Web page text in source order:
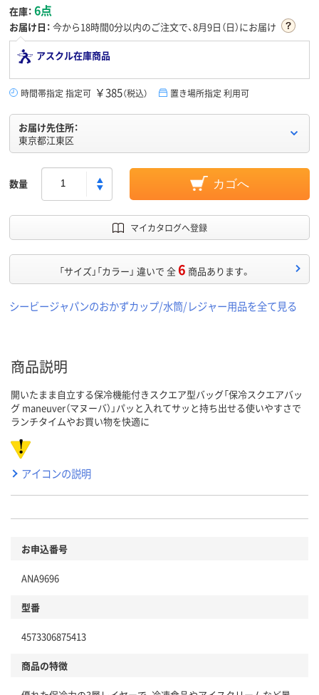
在庫： 6点
お届け日： 今から18時間0分以内のご注文で、8月9日（日）にお届け
アスクル在庫商品
時間帯指定 指定可 ￥385（税込） 置き場所指定 利用可
お届け先住所：
東京都江東区
数量 カゴへ
マイカタログへ登録
「サイズ」「カラー」 違いで 全6 商品あります。
シービージャパンのおかずカップ/水筒/レジャー用品を全て見る
商品説明
開いたまま自立する保冷機能付きスクエア型バッグ「保冷スクエアバッ
グ maneuver（マヌーバ）」パッと入れてサッと持ち出せる使いやすさで
ランチタイムやお買い物を快適に
アイコンの説明
お申込番号
ANA9696
型番
4573306875413
商品の特徴